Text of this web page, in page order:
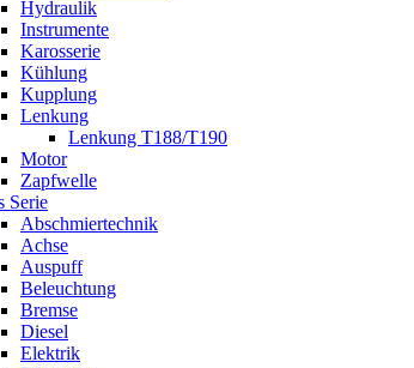
Hydraulik
Instrumente
Karosserie
Kühlung
Kupplung
Lenkung
Lenkung T188/T190
Motor
Zapfwelle
Serie
Abschmiertechnik
Achse
Auspuff
Beleuchtung
Bremse
Diesel
Elektrik